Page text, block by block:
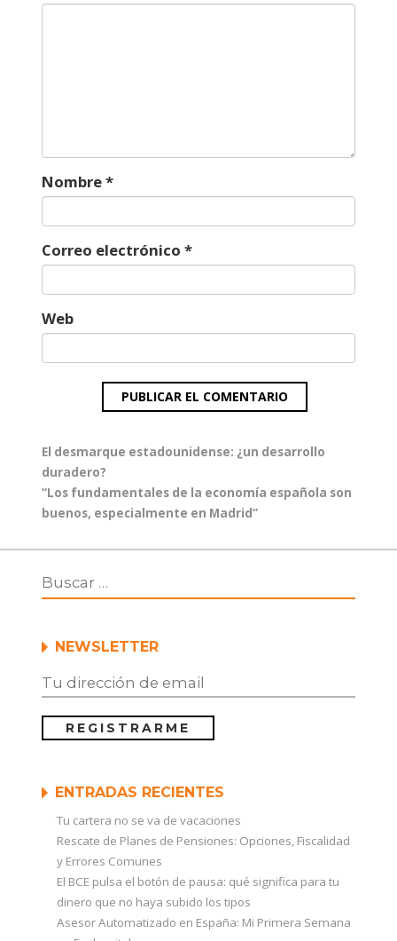
Nombre*
Correo electrónico *
Web
Navegación
de
entradas
Entrada
anterior:
El desmarque estadounidense: ¿un desarrollo
duradero?
Entrada
siguiente:
“Los fundamentales de la economía española son
buenos, especialmente en Madrid”
NEWSLETTER
ENTRADAS RECIENTES
Tu cartera no se va de vacaciones
Rescate de Planes de Pensiones: Opciones, Fiscalidad
y Errores Comunes
El BCE pulsa el botón de pausa: qué significa para tu
dinero que no haya subido los tipos
Asesor Automatizado en España: Mi Primera Semana